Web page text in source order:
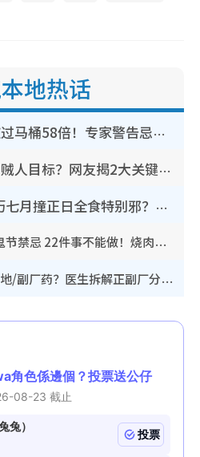
地热话
行李清洁｜车轮脏过马桶58倍！专家警告忌用酒精擦 教1招免脏手除菌
装修拆铁闸随时变贼人目标？网友揭2大关键用途：装新款等于白装？附新旧铁闸分别
鬼门开2026｜农历七月撞正日全食特别邪？专家警告切忌做一事！揭4大禁忌+2招保平安
鬼门开2026｜8.13鬼节禁忌 22件事不能做！烧肉、刺身要少食？半夜勿吹口哨/打给个电话
网传公立医院改用内地/副厂药？医生拆解正副厂分别，揭4类人换药随时出事